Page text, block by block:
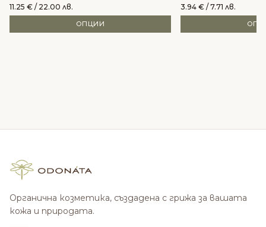
11.25 € / 22.00 лв.
ОПЦИИ
3.94 € / 7.71 лв.
Органична козметика, създадена с грижа за вашата
кожа и природата.